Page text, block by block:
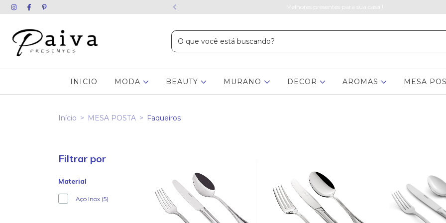
chame no WhatsApp Melhores presentes para sua casa !
INICIO MODA BEAUTY MURANO DECOR AROMAS MESA
Início > MESA POSTA > Faqueiros
Filtrar por
Material
Aço Inox (5)